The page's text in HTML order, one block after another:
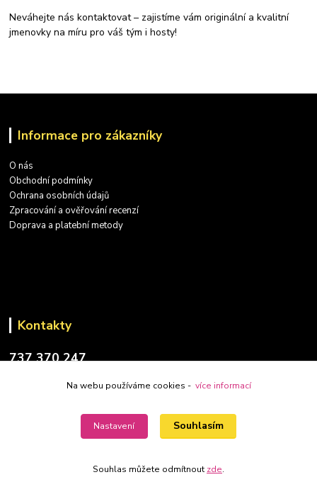
Neváhejte nás kontaktovat – zajistíme vám originální a kvalitní
jmenovky na míru pro váš tým i hosty!
Informace pro zákazníky
O nás
Obchodní podmínky
Ochrana osobních údajů
Zpracování a ověřování recenzí
Doprava a platební metody
Kontakty
737 370 247
Na webu používáme cookies - více informací
Nastavení Souhlasím
Souhlas můžete odmítnout zde.